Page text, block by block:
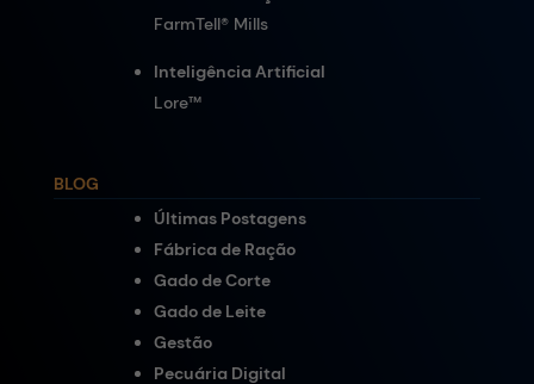
FarmTell® Mills
Inteligência Artificial
Lore™
BLOG
Últimas Postagens
Fábrica de Ração
Gado de Corte
Gado de Leite
Gestão
Pecuária Digital